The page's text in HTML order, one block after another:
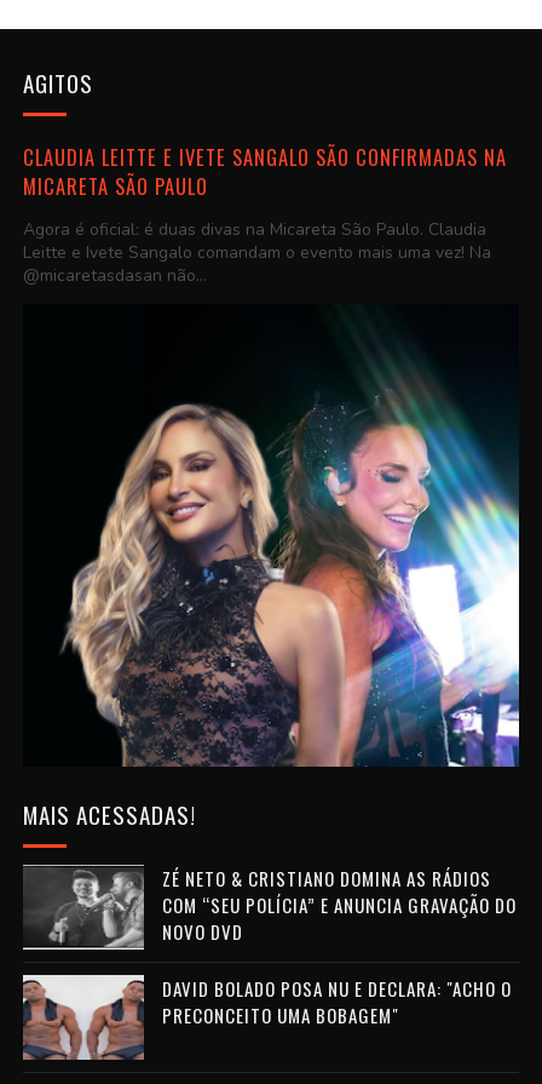
AGITOS
CLAUDIA LEITTE E IVETE SANGALO SÃO CONFIRMADAS NA
MICARETA SÃO PAULO
Agora é oficial: é duas divas na Micareta São Paulo. Claudia
Leitte e Ivete Sangalo comandam o evento mais uma vez! Na
@micaretasdasan não...
MAIS ACESSADAS!
ZÉ NETO & CRISTIANO DOMINA AS RÁDIOS
COM “SEU POLÍCIA” E ANUNCIA GRAVAÇÃO DO
NOVO DVD
DAVID BOLADO POSA NU E DECLARA: "ACHO O
PRECONCEITO UMA BOBAGEM"